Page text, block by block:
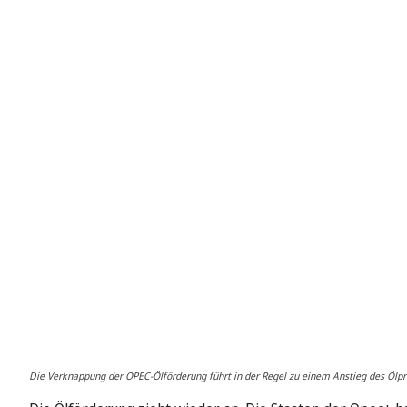
Die Verknappung der OPEC-Ölförderung führt in der Regel zu einem Anstieg des